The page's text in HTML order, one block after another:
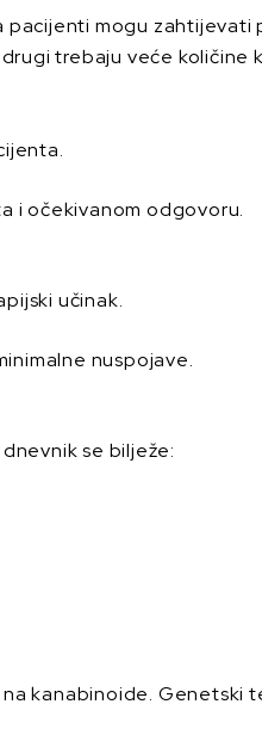
mogu zahtijevati
trebaju veće količine
i očekivanom odgovoru.
učinak.
nuspojave.
se bilježe:
kanabinoide. Genetski